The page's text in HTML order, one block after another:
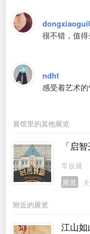
很不错，值得
ndht
感受着艺术
展馆里的其他展览
「启
常设展
展览
附近的展览
江山